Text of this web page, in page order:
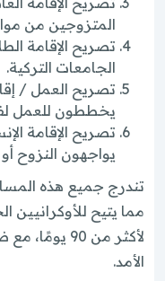
المتزوجين من
تصريح الإقامة
الجامعات التركية.
تصريح العمل /
يخططون للعمل
تصريح الإقامة
يواجهون النزوح أو
تندرج جميع هذه
مما يتيح للأوكرانيين
لأكثر من 90
الأمد.